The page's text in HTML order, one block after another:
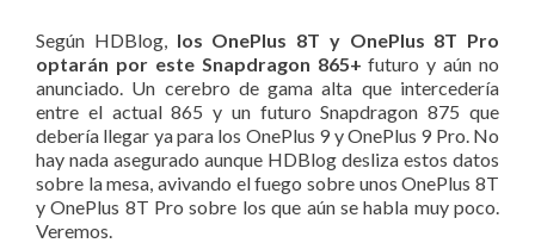
Según HDBlog, los OnePlus 8T y OnePlus 8T Pro
optarán por este Snapdragon 865+ futuro y aún no
anunciado. Un cerebro de gama alta que intercedería
entre el actual 865 y un futuro Snapdragon 875 que
debería llegar ya para los OnePlus 9 y OnePlus 9 Pro. No
hay nada asegurado aunque HDBlog desliza estos datos
sobre la mesa, avivando el fuego sobre unos OnePlus 8T
y OnePlus 8T Pro sobre los que aún se habla muy poco.
Veremos.